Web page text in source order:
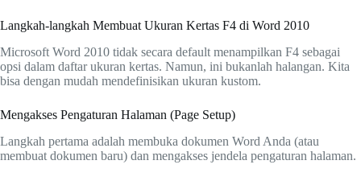
Langkah-langkah Membuat Ukuran Kertas F4 di Word 2010
Microsoft Word 2010 tidak secara default menampilkan F4 sebagai
opsi dalam daftar ukuran kertas. Namun, ini bukanlah halangan. Kita
bisa dengan mudah mendefinisikan ukuran kustom.
Mengakses Pengaturan Halaman (Page Setup)
Langkah pertama adalah membuka dokumen Word Anda (atau
membuat dokumen baru) dan mengakses jendela pengaturan halaman.